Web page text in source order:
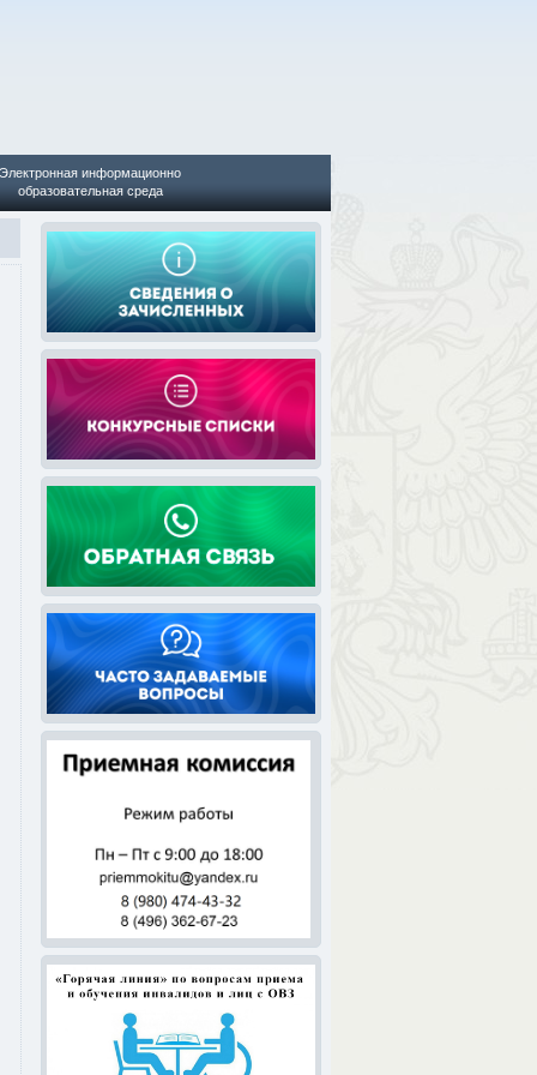
Электронная информационно
образовательная среда